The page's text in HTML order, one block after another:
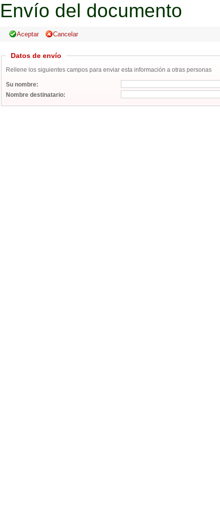
Envío del documento
Datos de envío
Rellene los siguientes campos para enviar esta información a otras personas
Su nombre:
Nombre destinatario: